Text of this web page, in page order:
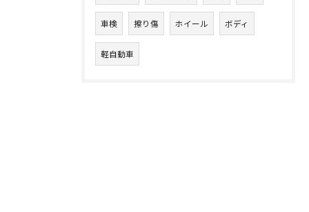
車検 擦り傷 ホイール ボディ
軽自動車